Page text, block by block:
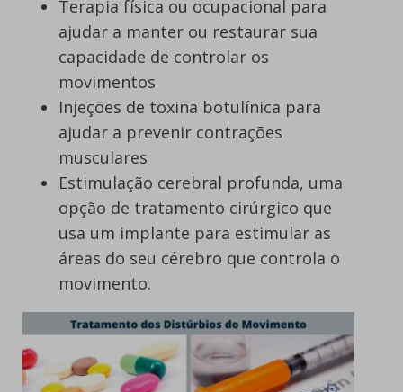
Terapia física ou ocupacional para
ajudar a manter ou restaurar sua
capacidade de controlar os
movimentos
Injeções de toxina botulínica para
ajudar a prevenir contrações
musculares
Estimulação cerebral profunda, uma
opção de tratamento cirúrgico que
usa um implante para estimular as
áreas do seu cérebro que controla o
movimento.